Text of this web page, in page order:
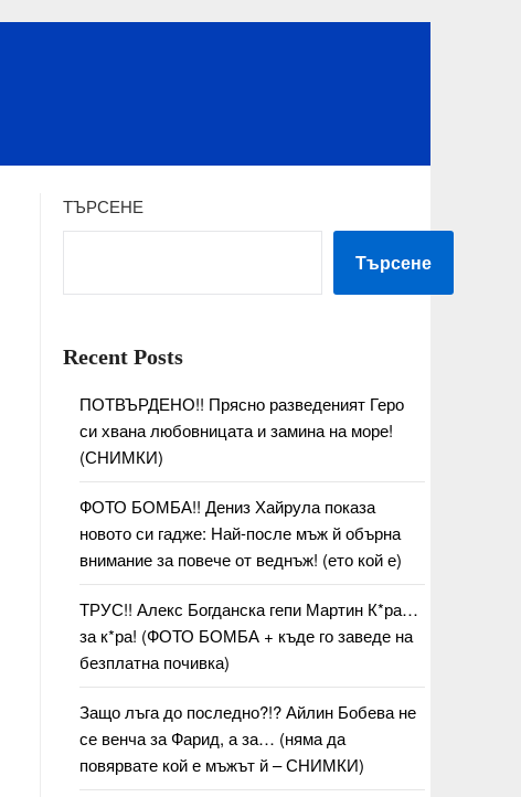
ТЪРСЕНЕ
Търсене
Recent Posts
ПОТВЪРДЕНО!! Прясно разведеният Геро
си хвана любовницата и замина на море!
(СНИМКИ)
ФОТО БОМБА!! Дениз Хайрула показа
новото си гадже: Най-после мъж й обърна
внимание за повече от веднъж! (ето кой е)
ТРУС!! Алекс Богданска гепи Мартин К*ра…
за к*ра! (ФОТО БОМБА + къде го заведе на
безплатна почивка)
Защо лъга до последно?!? Айлин Бобева не
се венча за Фарид, а за… (няма да
повярвате кой е мъжът й – СНИМКИ)